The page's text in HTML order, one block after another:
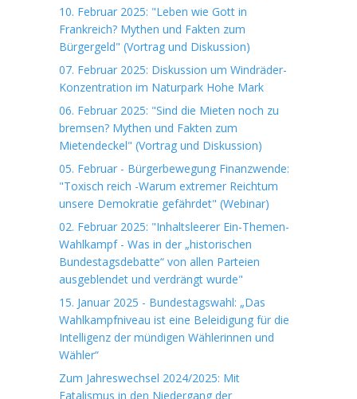
10. Februar 2025: "Leben wie Gott in
Frankreich? Mythen und Fakten zum
Bürgergeld" (Vortrag und Diskussion)
07. Februar 2025: Diskussion um Windräder-
Konzentration im Naturpark Hohe Mark
06. Februar 2025: "Sind die Mieten noch zu
bremsen? Mythen und Fakten zum
Mietendeckel" (Vortrag und Diskussion)
05. Februar - Bürgerbewegung Finanzwende:
"Toxisch reich -Warum extremer Reichtum
unsere Demokratie gefährdet" (Webinar)
02. Februar 2025: "Inhaltsleerer Ein-Themen-
Wahlkampf - Was in der „historischen
Bundestagsdebatte“ von allen Parteien
ausgeblendet und verdrängt wurde"
15. Januar 2025 - Bundestagswahl: „Das
Wahlkampfniveau ist eine Beleidigung für die
Intelligenz der mündigen Wählerinnen und
Wähler“
Zum Jahreswechsel 2024/2025: Mit
Fatalismus in den Niedergang der